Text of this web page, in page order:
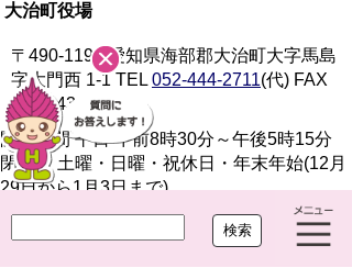
大治町役場
〒490-1192 愛知県海部郡大治町大字馬島
字大門西 1-1 TEL 052-444-2711(代) FAX
052-443-4468
開庁時間 平日 午前8時30分～午後5時15分
閉庁日 土曜・日曜・祝休日・年末年始(12月
29日から1月3日まで)
法人番号 7000020234249
Copyright(c)2021 OHARU TOWN.All Right Reserved.